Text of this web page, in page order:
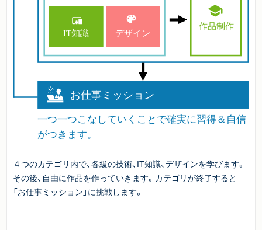
４つのカテゴリ内で、各級の技術、IT知識、デザインを学びます。
その後、自由に作品を作っていきます。カテゴリが終了すると
「お仕事ミッション」に挑戦します。